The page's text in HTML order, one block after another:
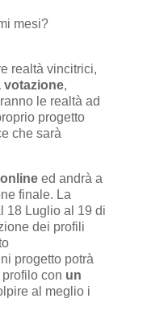
mesi?
realtà vincitrici,
votazione,
le realtà ad
progetto
che sarà
ed andrà a
finale. La
18 Luglio al 19 di
dei profili
progetto potrà
con un
al meglio i